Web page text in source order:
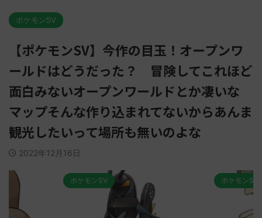
ポケモンSV
【ポケモンSV】今作の目玉！オープンワ
ールドはどうだった？ 冒険してこれほど
面白みないオープンワールドとか凄いな
マップそんな作り込まれてないからあんま
観光したいって場所も無いのよな
2022年12月16日
ポケモンSV ポケモンSV